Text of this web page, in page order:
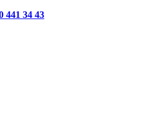
441 34 43